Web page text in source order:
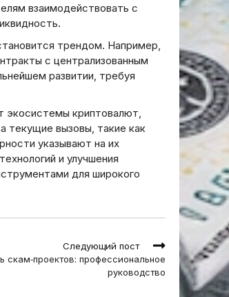
взаимодействовать с
трендом. Например,
с централизованным
развитии, требуя
экосистемы криптовалют,
текущие вызовы, такие как
указывают на их
и улучшения
для широкого
Следующий пост
скам‑проектов: профессиональное
руководство